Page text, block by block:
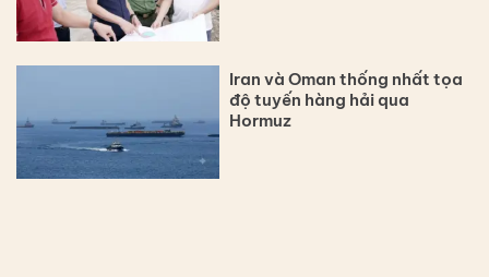
Iran và Oman thống nhất tọa
độ tuyến hàng hải qua
Hormuz